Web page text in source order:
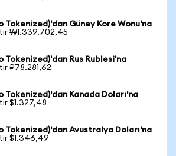
Tokenized)'dan Güney Kore Wonu'na
₩1.339.702,45
Tokenized)'dan Rus Rublesi'na
₽78.281,62
Tokenized)'dan Kanada Doları'na
$1.327,48
Tokenized)'dan Avustralya Doları'na
$1.346,49